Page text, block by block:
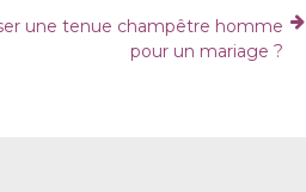
une tenue champêtre homme
pour un mariage ?